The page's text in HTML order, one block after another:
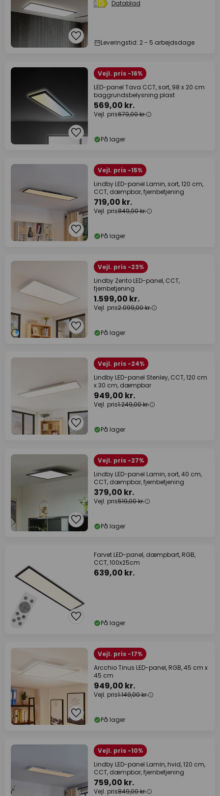
Datablad
Leveringstid: 2 - 5 arbejdsdage
Vejl. pris -16%
LED-panel Tava CCT, sort, 98 x 20 cm
baggrundsbelysning plast
569,00 kr.
Vejl. pris679,00 kr.
På lager
Vejl. pris -15%
Lindby LED-panel Lamin, sort, 120 cm,
CCT, dæmpbar, fjernbetjening
719,00 kr.
Vejl. pris849,00 kr.
På lager
Vejl. pris -23%
Lindby Zento LED-panel, CCT,
fjernbetjening
1.599,00 kr.
Vejl. pris2.099,00 kr.
På lager
Vejl. pris -24%
Lindby LED-panel Stenley, CCT, 120 cm
x 30 cm, dæmpbar
949,00 kr.
Vejl. pris1.249,00 kr.
På lager
Vejl. pris -27%
Lindby LED-panel Lamin, sort, 40 cm,
CCT, dæmpbar, fjernbetjening
379,00 kr.
Vejl. pris519,00 kr.
På lager
Farvet LED-panel, dæmpbart, RGB,
CCT, 100x25cm
639,00 kr.
På lager
Vejl. pris -17%
Arcchio Tinus LED-panel, RGB, 45 cm x
45 cm
949,00 kr.
Vejl. pris1.149,00 kr.
På lager
Vejl. pris -10%
Lindby LED-panel Lamin, hvid, 120 cm,
CCT, dæmpbar, fjernbetjening
759,00 kr.
Vejl. pris849,00 kr.